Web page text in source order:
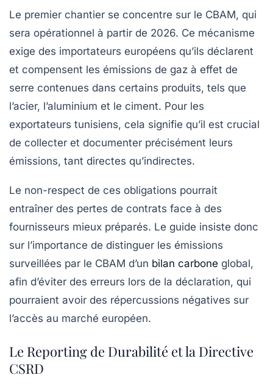
Le premier chantier se concentre sur le CBAM, qui
sera opérationnel à partir de 2026. Ce mécanisme
exige des importateurs européens qu’ils déclarent
et compensent les émissions de gaz à effet de
serre contenues dans certains produits, tels que
l’acier, l’aluminium et le ciment. Pour les
exportateurs tunisiens, cela signifie qu’il est crucial
de collecter et documenter précisément leurs
émissions, tant directes qu’indirectes.
Le non-respect de ces obligations pourrait
entraîner des pertes de contrats face à des
fournisseurs mieux préparés. Le guide insiste donc
sur l’importance de distinguer les émissions
surveillées par le CBAM d’un bilan carbone global,
afin d’éviter des erreurs lors de la déclaration, qui
pourraient avoir des répercussions négatives sur
l’accès au marché européen.
Le Reporting de Durabilité et la Directive
CSRD